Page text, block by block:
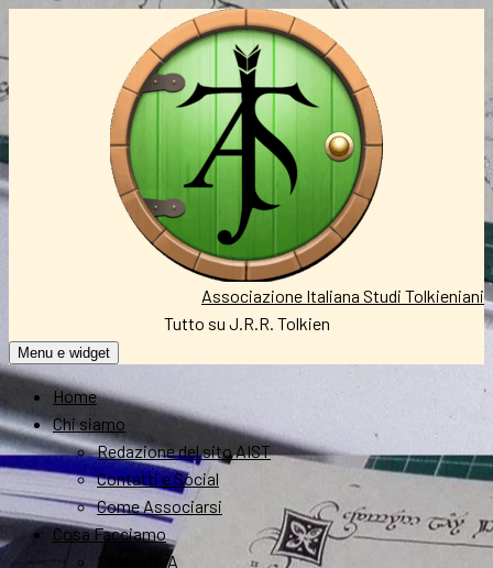
Associazione Italiana Studi Tolkieniani
Tutto su J.R.R. Tolkien
Menu e widget
Home
Chi siamo
Redazione del sito AIST
Contatti e Social
Come Associarsi
Cosa Facciamo
FantastikA